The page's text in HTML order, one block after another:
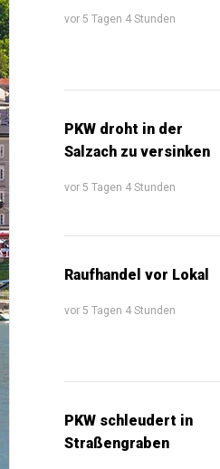
vor 5 Tagen 4 Stunden
PKW droht in der
Salzach zu versinken
vor 5 Tagen 4 Stunden
Raufhandel vor Lokal
vor 5 Tagen 4 Stunden
PKW schleudert in
Straßengraben